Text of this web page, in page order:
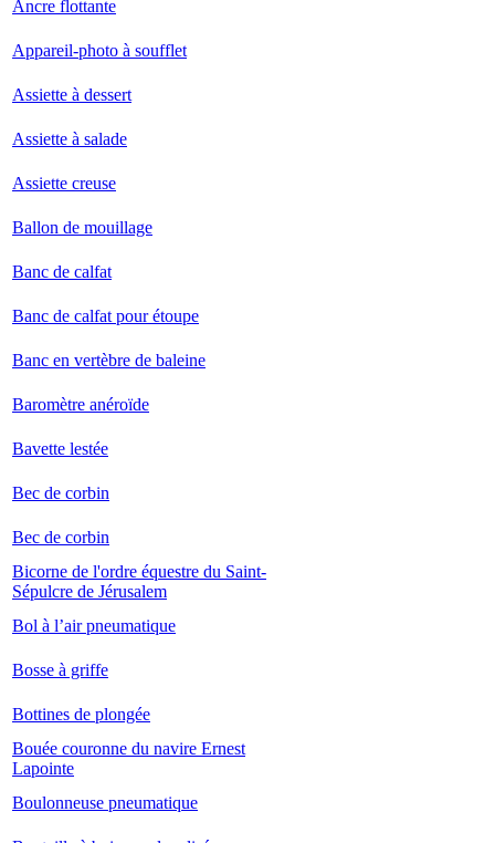
Ancre flottante
Appareil-photo à soufflet
Assiette à dessert
Assiette à salade
Assiette creuse
Ballon de mouillage
Banc de calfat
Banc de calfat pour étoupe
Banc en vertèbre de baleine
Baromètre anéroïde
Bavette lestée
Bec de corbin
Bec de corbin
Bicorne de l'ordre équestre du Saint-
Sépulcre de Jérusalem
Bol à l’air pneumatique
Bosse à griffe
Bottines de plongée
Bouée couronne du navire Ernest
Lapointe
Boulonneuse pneumatique